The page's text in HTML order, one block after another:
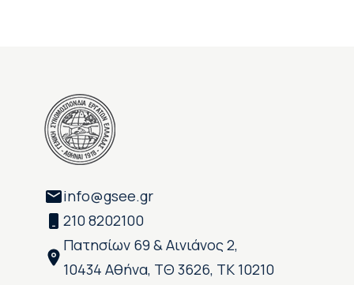
info@gsee.gr
210 8202100
Πατησίων 69 & Αινιάνος 2,
10434 Αθήνα, ΤΘ 3626, ΤΚ 10210